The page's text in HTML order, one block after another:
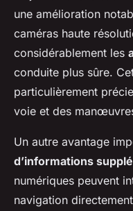
une amélioration
caméras haute
considérablement les
conduite plus sûre.
particulièrement
voie et des
Un autre avantage
d’informations
numériques peuvent
navigation